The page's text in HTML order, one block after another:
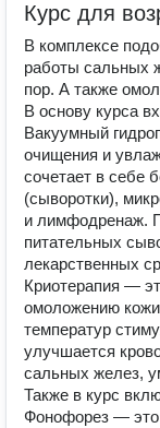
Курс для
В комплексе
работы сальных
пор. А также
В основу курса
Вакуумный
очищения и
сочетает в себе
(сыворотки),
и лимфодренаж.
питательных
лекарственных
Криотерапия —
омоложению
температур
улучшается
сальных желез,
Также в курс
Фонофорез — это